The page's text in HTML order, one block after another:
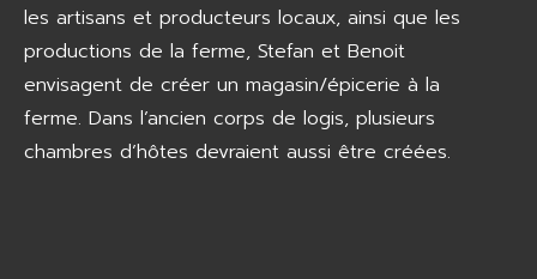
les artisans et producteurs locaux, ainsi que les
productions de la ferme, Stefan et Benoit
envisagent de créer un magasin/épicerie à la
ferme. Dans l’ancien corps de logis, plusieurs
chambres d’hôtes devraient aussi être créées.